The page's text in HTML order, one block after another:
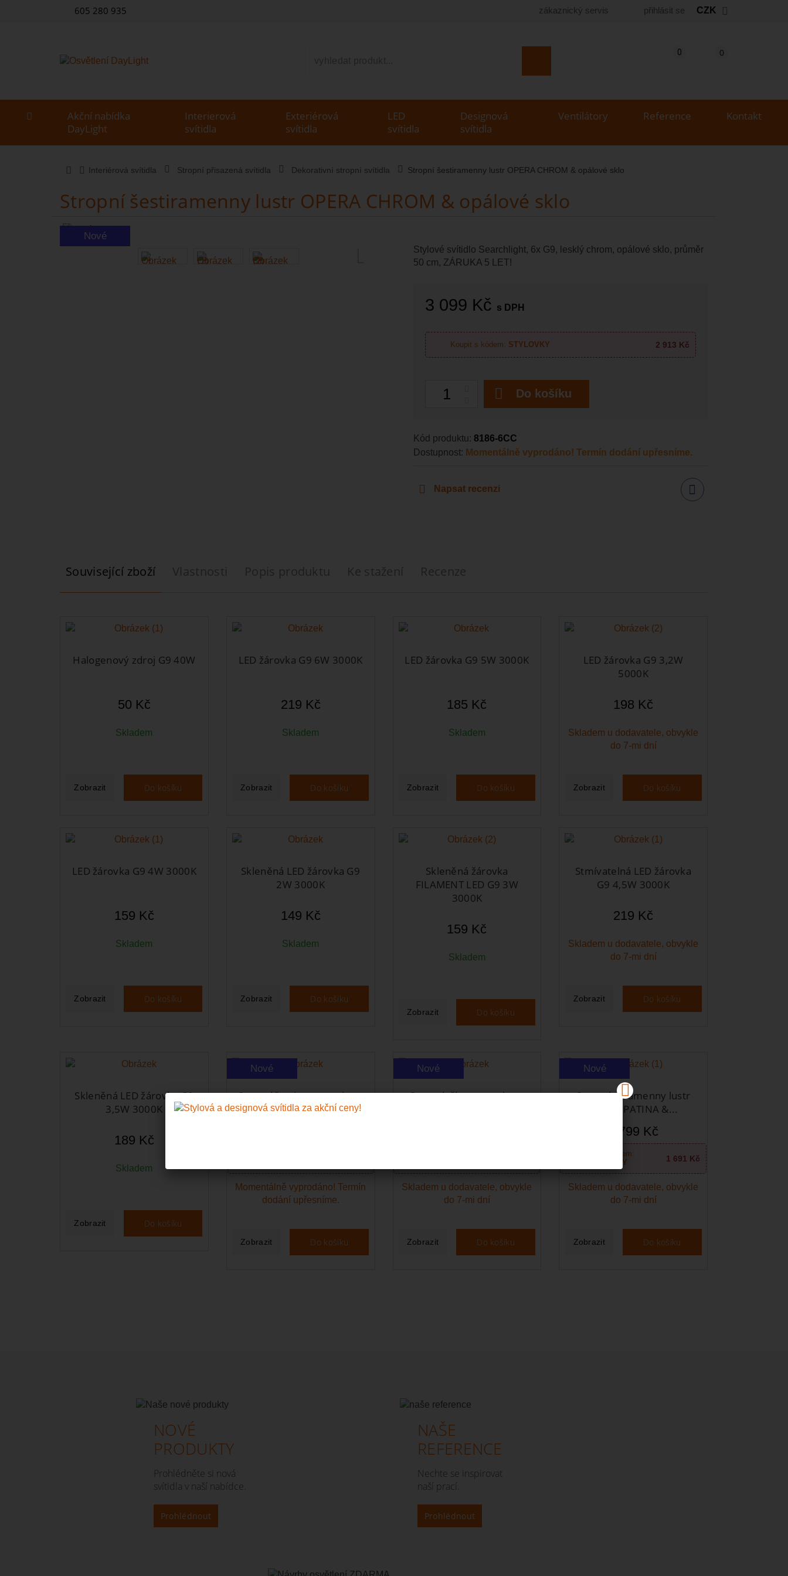
605 280 935 zákaznický servis přihlásit se CZK
0
(prázdný)
0
Porovnání produktů
Akční nabídka
DayLight
Interierová
svítidla
Exteriérová
svítidla
LED
svítidla
Designová
svítidla
Ventilátory Reference Kontakt
Interiérová svítidla Stropní přisazená svítidla Dekorativní stropní svítidla Stropní šestiramenny lustr OPERA CHROM & opálové sklo
Stropní šestiramenny lustr OPERA CHROM & opálové sklo
Nové
Stylové svítidlo Searchlight, 6x G9, lesklý chrom, opálové sklo, průměr
50 cm, ZÁRUKA 5 LET!
3 099 Kč s DPH
Koupit s kódem: STYLOVKY 2 913 Kč
Do košíku
Kód produktu: 8186-6CC
Dostupnost: Momentálně vyprodáno! Termín dodání upřesníme.
Napsat recenzi
Sdílet
Související zboží Vlastnosti Popis produktu Ke stažení Recenze
Halogenový zdroj G9 40W
50 Kč
Skladem
Zobrazit Do košíku
LED žárovka G9 6W 3000K
219 Kč
Skladem
Zobrazit Do košíku
LED žárovka G9 5W 3000K
185 Kč
Skladem
Zobrazit Do košíku
LED žárovka G9 3,2W
5000K
198 Kč
Skladem u dodavatele, obvykle
do 7-mi dní
Zobrazit Do košíku
LED žárovka G9 4W 3000K
159 Kč
Skladem
Zobrazit Do košíku
Skleněná LED žárovka G9
2W 3000K
149 Kč
Skladem
Zobrazit Do košíku
Skleněná žárovka
FILAMENT LED G9 3W
3000K
159 Kč
Skladem
Zobrazit Do košíku
Stmívatelná LED žárovka
G9 4,5W 3000K
219 Kč
Skladem u dodavatele, obvykle
do 7-mi dní
Zobrazit Do košíku
Skleněná LED žárovka G9
3,5W 3000K
189 Kč
Skladem
Zobrazit Do košíku
Nové
Stropní šestiramenny lustr
OPERA PATINA &...
Momentálně vyprodáno! Termín
dodání upřesníme.
Zobrazit Do košíku
Nové
Stropní tříramenny lustr
Skladem u dodavatele, obvykle
do 7-mi dní
Zobrazit Do košíku
Nové
Stropní tříramenny lustr
OPERA PATINA &...
1 799 Kč
Koupit s kódem:
STYLOVKY
1 691 Kč
Skladem u dodavatele, obvykle
do 7-mi dní
Zobrazit Do košíku
NOVÉ
PRODUKTY
Prohlédněte si nová
svítidla v naší nabídce.
Prohlédnout
NAŠE
REFERENCE
Nechte se inspirovat
naší prací.
Prohlédnout